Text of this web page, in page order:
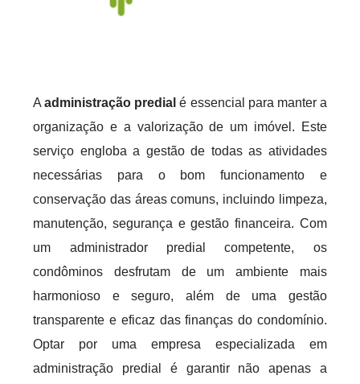
Aadministração predial é essencial para manter a
organização e a valorização de um imóvel. Este
serviço engloba a gestão de todas as atividades
necessárias para o bom funcionamento e
conservação das áreas comuns, incluindo limpeza,
manutenção, segurança e gestão financeira. Com
um administrador predial competente, os
condôminos desfrutam de um ambiente mais
harmonioso e seguro, além de uma gestão
transparente e eficaz das finanças do condomínio.
Optar por uma empresa especializada em
administração predial é garantir não apenas a